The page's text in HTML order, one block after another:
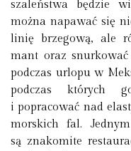
szaleństwa będzie
można napawać się
linię brzegową, ale
mant oraz
podczas urlopu w
podczas których
i popracować nad
morskich fal.
są znakomite